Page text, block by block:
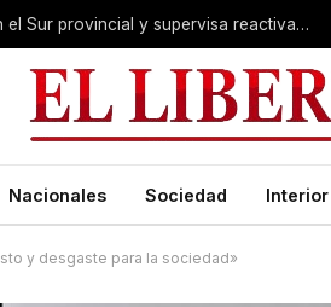
Valdés acelera el blindaje hídrico en el Sur provincial y supervisa reactivación de ruta
Nacionales Sociedad Interior
y desgaste para la sociedad»